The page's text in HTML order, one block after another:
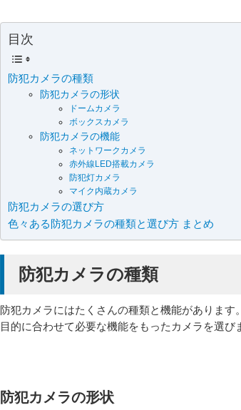
目次
防犯カメラの種類
防犯カメラの形状
ドームカメラ
ボックスカメラ
防犯カメラの機能
ネットワークカメラ
赤外線LED搭載カメラ
防犯灯カメラ
マイク内蔵カメラ
防犯カメラの選び方
色々ある防犯カメラの種類と選び方 まとめ
防犯カメラの種類
防犯カメラにはたくさんの種類と機能があります。
目的に合わせて必要な機能をもったカメラを選び
防犯カメラの形状